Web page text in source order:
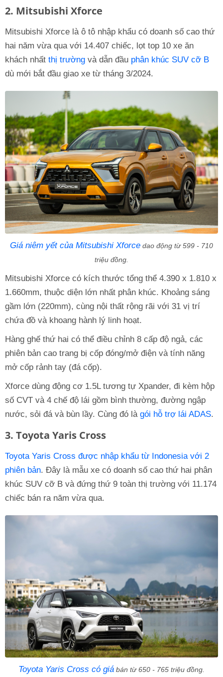
2. Mitsubishi Xforce
Mitsubishi Xforce là ô tô nhập khẩu có doanh số cao thứ
hai năm vừa qua với 14.407 chiếc, lọt top 10 xe ăn
khách nhất thị trường và dẫn đầu phân khúc SUV cỡ B
dù mới bắt đầu giao xe từ tháng 3/2024.
Giá niêm yết của Mitsubishi Xforce dao động từ 599 - 710
triệu đồng.
Mitsubishi Xforce có kích thước tổng thể 4.390 x 1.810 x
1.660mm, thuộc diện lớn nhất phân khúc. Khoảng sáng
gầm lớn (220mm), cùng nội thất rộng rãi với 31 vị trí
chứa đồ và khoang hành lý linh hoạt.
Hàng ghế thứ hai có thể điều chỉnh 8 cấp độ ngả, các
phiên bản cao trang bị cốp đóng/mở điện và tính năng
mở cốp rảnh tay (đá cốp).
Xforce dùng động cơ 1.5L tương tự Xpander, đi kèm hộp
số CVT và 4 chế độ lái gồm bình thường, đường ngập
nước, sỏi đá và bùn lầy. Cùng đó là gói hỗ trợ lái ADAS.
3. Toyota Yaris Cross
Toyota Yaris Cross được nhập khẩu từ Indonesia với 2
phiên bản. Đây là mẫu xe có doanh số cao thứ hai phân
khúc SUV cỡ B và đứng thứ 9 toàn thị trường với 11.174
chiếc bán ra năm vừa qua.
Toyota Yaris Cross có giá bán từ 650 - 765 triệu đồng.